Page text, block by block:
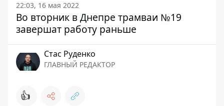
22:03, 16 мая 2022
Во вторник в Днепре трамваи №19
завершат работу раньше
Стаc Руденко
ГЛАВНЫЙ РЕДАКТОР
👍